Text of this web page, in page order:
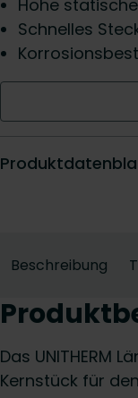
Hohe
Schnelles
Beschreibung
Das UNITHERM
Kernstück für